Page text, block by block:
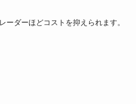
ーダーほどコストを抑えられます。